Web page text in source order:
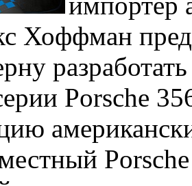
Хоффман
Porsche